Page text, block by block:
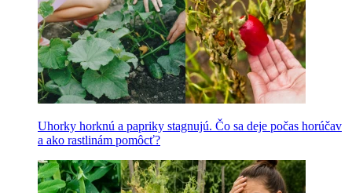
Uhorky horknú a papriky stagnujú. Čo sa deje počas horúčav
a ako rastlinám pomôcť?